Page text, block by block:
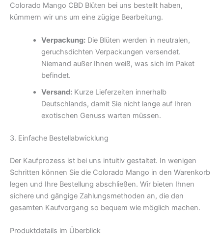
Colorado Mango CBD Blüten bei uns bestellt haben,
kümmern wir uns um eine zügige Bearbeitung.
Verpackung:Die Blüten werden in neutralen,
geruchsdichten Verpackungen versendet.
Niemand außer Ihnen weiß, was sich im Paket
befindet.
Versand:Kurze Lieferzeiten innerhalb
Deutschlands, damit Sie nicht lange auf Ihren
exotischen Genuss warten müssen.
3. Einfache Bestellabwicklung
Der Kaufprozess ist bei uns intuitiv gestaltet. In wenigen
Schritten können Sie die Colorado Mango in den Warenkorb
legen und Ihre Bestellung abschließen. Wir bieten Ihnen
sichere und gängige Zahlungsmethoden an, die den
gesamten Kaufvorgang so bequem wie möglich machen.
Produktdetails im Überblick